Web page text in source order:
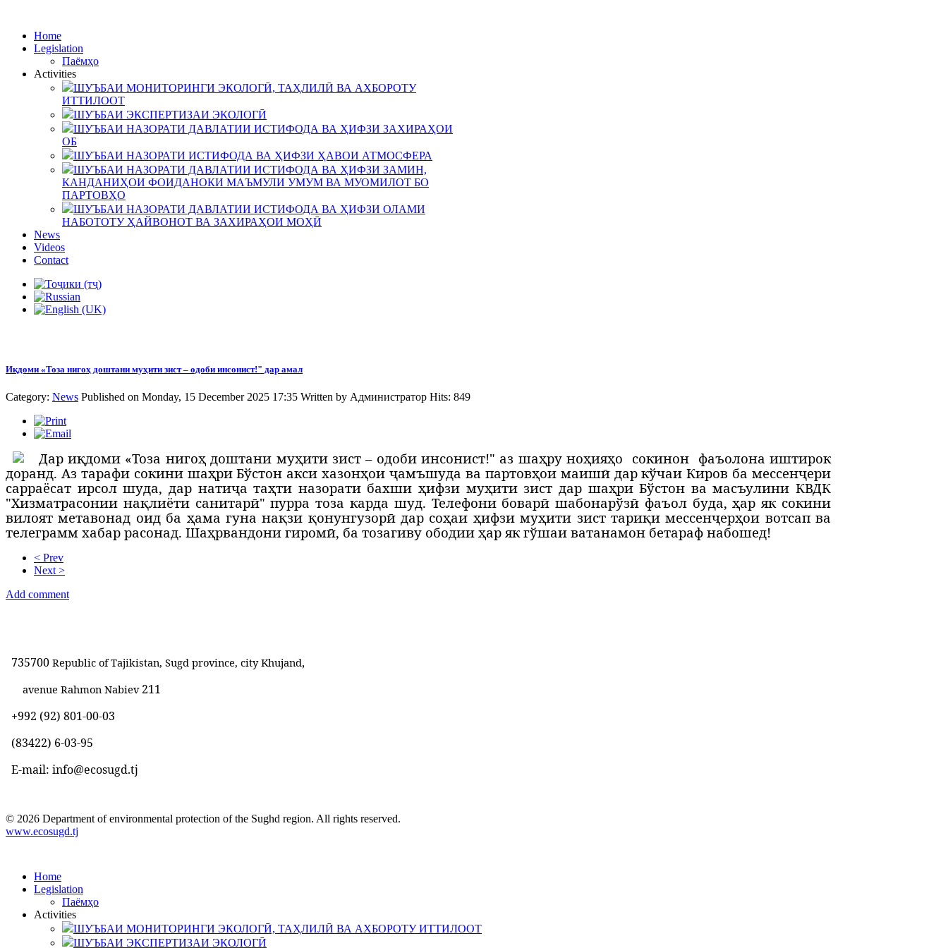
Home
Legislation
Паёмҳо
Activities
ШУЪБАИ МОНИТОРИНГИ ЭКОЛОГӢ, ТАҲЛИЛӢ ВА АХБОРОТУ
ИТТИЛООТ
ШУЪБАИ ЭКСПЕРТИЗАИ ЭКОЛОГӢ
ШУЪБАИ НАЗОРАТИ ДАВЛАТИИ ИСТИФОДА ВА ҲИФЗИ ЗАХИРАҲОИ
ОБ
ШУЪБАИ НАЗОРАТИ ИСТИФОДА ВА ҲИФЗИ ҲАВОИ АТМОСФЕРА
ШУЪБАИ НАЗОРАТИ ДАВЛАТИИ ИСТИФОДА ВА ҲИФЗИ ЗАМИН,
КАНДАНИҲОИ ФОИДАНОКИ МАЪМУЛИ УМУМ ВА МУОМИЛОТ БО
ПАРТОВҲО
ШУЪБАИ НАЗОРАТИ ДАВЛАТИИ ИСТИФОДА ВА ҲИФЗИ ОЛАМИ
НАБОТОТУ ҲАЙВОНОТ ВА ЗАХИРАҲОИ МОҲӢ
News
Videos
Contact
Иқдоми «Тоза нигоҳ доштани муҳити зист – одоби инсонист!" дар амал
Category: News Published on Monday, 15 December 2025 17:35 Written by Администратор Hits: 849
Дар иқдоми «Тоза нигоҳ доштани муҳити зист – одоби инсонист!" аз шаҳру ноҳияҳо сокинон фаъолона иштирок
доранд. Аз тарафи сокини шаҳри Бўстон акси хазонҳои ҷамъшуда ва партовҳои маишӣ дар кўчаи Киров ба мессенҷери
сарраёсат ирсол шуда, дар натиҷа таҳти назорати бахши ҳифзи муҳити зист дар шаҳри Бўстон ва масъулини КВДК
"Хизматрасонии нақлиёти санитарӣ" пурра тоза карда шуд. Телефони боварӣ шабонарўзӣ фаъол буда, ҳар як сокини
вилоят метавонад оид ба ҳама гуна нақзи қонунгузорӣ дар соҳаи ҳифзи муҳити зист тариқи мессенҷерҳои вотсап ва
телеграмм хабар расонад. Шаҳрвандони гиромӣ, ба тозагиву ободии ҳар як гўшаи ватанамон бетараф набошед!
< Prev
Next >
Add comment
735700 Republic of Tajikistan, Sugd province, city Khujand,
avenue Rahmon Nabiev211
+992 (92) 801-00-03
(83422) 6-03-95
E-mail: info@ecosugd.tj
© 2026 Department of environmental protection of the Sughd region. All rights reserved.
www.ecosugd.tj
Home
Legislation
Паёмҳо
Activities
ШУЪБАИ МОНИТОРИНГИ ЭКОЛОГӢ, ТАҲЛИЛӢ ВА АХБОРОТУ ИТТИЛООТ
ШУЪБАИ ЭКСПЕРТИЗАИ ЭКОЛОГӢ